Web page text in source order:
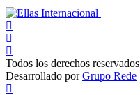
Todos los derechos
Desarrollado porGrupo Rede